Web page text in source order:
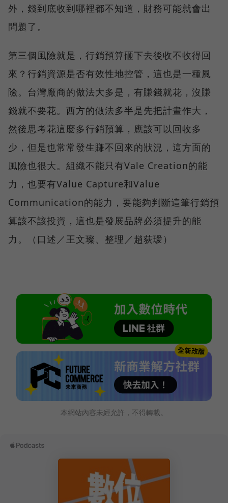
外，錢到底收到哪裡都不知道，財務可能就會出
問題了。
第三個風險就是，行銷預算砸下去後收不收得回
來？行銷資源是否有效性地控管，這也是一種風
險。台灣廠商的做法大多是，有賺錢就花，沒賺
錢就不要花。西方的做法多半是先把計畫作大，
然後思考花這麼多行銷預算，應該可以回收多
少，但是也常常發生賺不回來的狀況，這方面的
風險也很大。組織不能只有Vale Creation的能
力，也要有Value Capture和Value
Communication的能力，要能夠判斷這筆行銷預
算該不該投資，這也是發展品牌必須提升的能
力。（口述／王文璨、整理／趙荻瑗）
本網站內容未經允許，不得轉載。